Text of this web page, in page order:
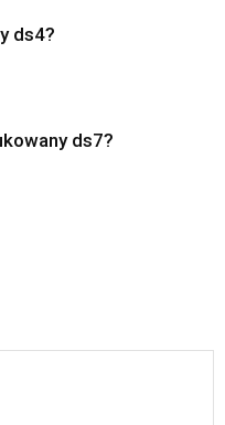
ds4?
ds7?